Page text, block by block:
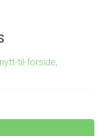
nytt-til-forside,